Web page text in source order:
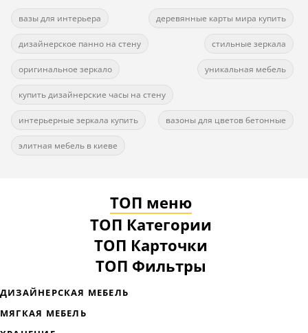
вазы для интерьера деревянные карты мира купить
дизайнерское панно на стену стильные зеркала
оригинальное зеркало уникальная мебель
купить дизайнерские часы на стену
интерьерные зеркала купить вазоны для цветов бетонные
элитная мебель в киеве
ТОП меню
ТОП Категории
ТОП Карточки
ТОП Фильтры